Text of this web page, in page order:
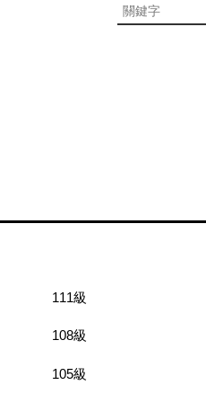
111級
108級
105級